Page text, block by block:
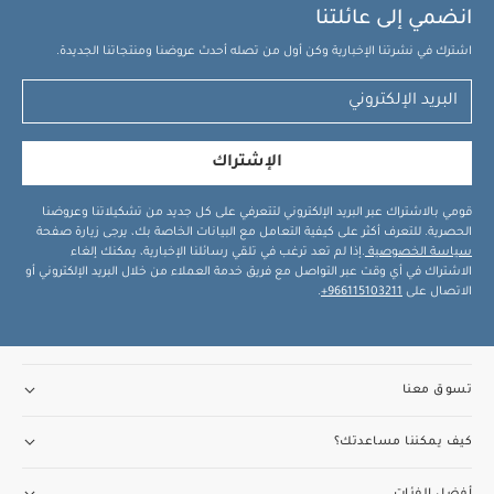
انضمي إلى عائلتنا
اشترك في نشرتنا الإخبارية وكن أول من تصله أحدث عروضنا ومنتجاتنا الجديدة.
الإشتراك
قومي بالاشتراك عبر البريد الإلكتروني لتتعرفي على كل جديد من تشكيلاتنا وعروضنا
الحصرية. للتعرف أكثر على كيفية التعامل مع البيانات الخاصة بك، يرجى زيارة صفحة
سياسة الخصوصية .إذا لم تعد ترغب في تلقي رسائلنا الإخبارية، يمكنك إلغاء
الاشتراك في أي وقت عبر التواصل مع فريق خدمة العملاء من خلال البريد الإلكتروني أو
الاتصال على 966115103211+
.
تسوق معنا
كيف يمكننا مساعدتك؟